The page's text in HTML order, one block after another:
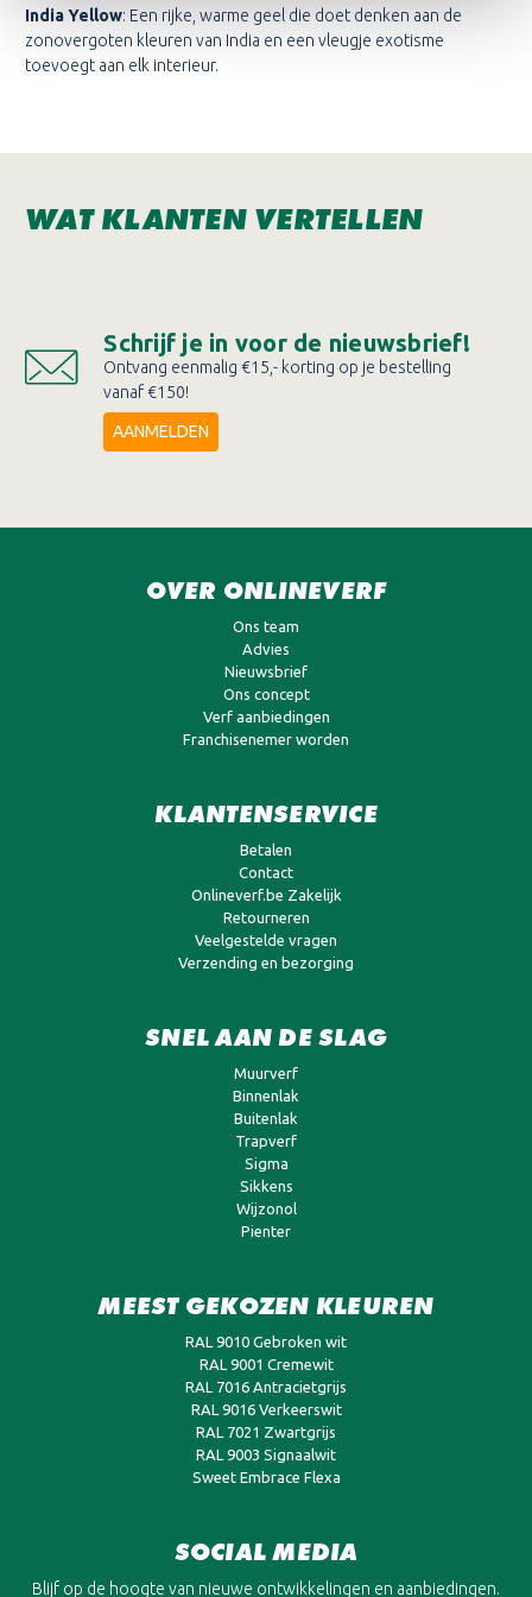
India Yellow: Een rijke, warme geel die doet denken aan de
zonovergoten kleuren van India en een vleugje exotisme
toevoegt aan elk interieur.
WAT KLANTEN VERTELLEN
Schrijf je in voor de nieuwsbrief!
Ontvang eenmalig €15,- korting op je bestelling
vanaf €150!
AANMELDEN
OVER ONLINEVERF
Ons team
Advies
Nieuwsbrief
Ons concept
Verf aanbiedingen
Franchisenemer worden
KLANTENSERVICE
Betalen
Contact
Onlineverf.be Zakelijk
Retourneren
Veelgestelde vragen
Verzending en bezorging
SNEL AAN DE SLAG
Muurverf
Binnenlak
Buitenlak
Trapverf
Sigma
Sikkens
Wijzonol
Pienter
MEEST GEKOZEN KLEUREN
RAL 9010 Gebroken wit
RAL 9001 Cremewit
RAL 7016 Antracietgrijs
RAL 9016 Verkeerswit
RAL 7021 Zwartgrijs
RAL 9003 Signaalwit
Sweet Embrace Flexa
SOCIAL MEDIA
Blijf op de hoogte van nieuwe ontwikkelingen en aanbiedingen.